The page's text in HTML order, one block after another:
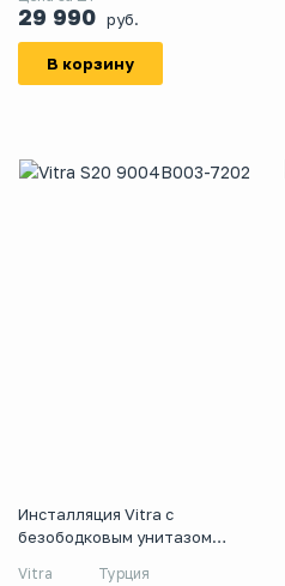
29 990 руб.
В корзину
Инсталляция Vitra с
безободковым унитазом
Vitra Турция